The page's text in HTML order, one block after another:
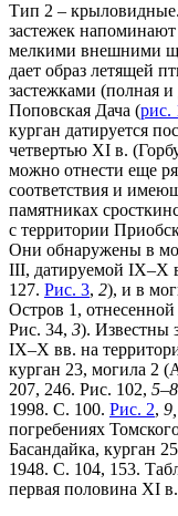
Тип 2 –
застежек
мелкими внешними
дает образ летящей
застежками (полная
Поповская Дача (рис.
курган датируется
четвертью XI в.
можно отнести еще
соответствия и
памятниках
с территории
Они обнаружены в
III, датируемой IX–X
127. Рис. 3, 2), и в
Остров 1,
Рис. 34, 3). Известны
IX–X вв. на
курган 23, могила 2
207, 246. Рис. 102, 5–8
1998. С. 100. Рис. 2,
погребениях
Басандайка, курган
1948. С. 104, 153.
первая половина XI